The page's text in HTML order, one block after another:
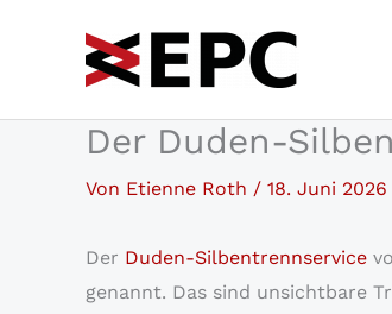
Der Duden-
Von Etienne Roth / 18. Juni 2026
Der Duden-Silbentrennservice
genannt. Das sind unsichtbare